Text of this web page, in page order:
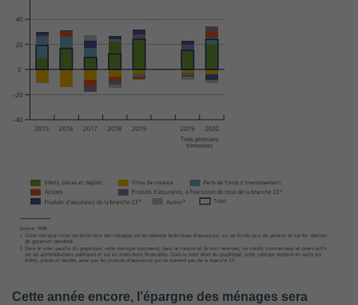
Cette année encore, l’épargne des ménages sera